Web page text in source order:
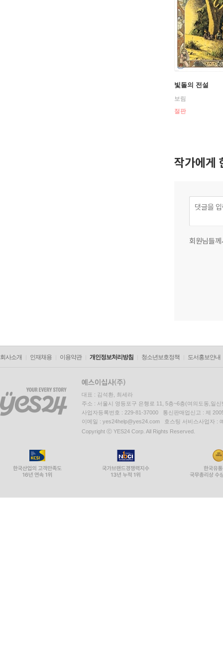
빛돌의 전설
보림
절판
작가에게
회원님들
회사소개 인재채용 이용약관 개인정보처리방침 청소년보호정책 도서홍보안내
대표 : 김석환, 최세라
주소 : 서울시 영등포구 은행로 11, 5층~6층(여의도동,일신
사업자등록번호 : 229-81-37000 통신판매업신고 : 제
이메일 : yes24help@yes24.com 호스팅 서비스사업자 :
Copyright ⓒ YES24 Corp. All Rights Reserved.